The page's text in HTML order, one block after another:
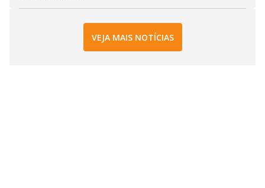
VEJA MAIS NOTÍCIAS